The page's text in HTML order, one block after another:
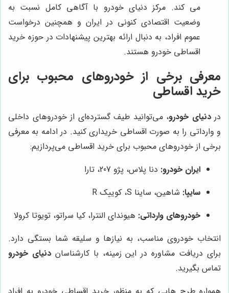
می کند. مرکز دنیای خودرو با آگاهی کامل نسبت به
وضعیت اقتصادی کنونی در ایران و همچنین درخواست
عموم افراد، به دنبال ارائه بهترین پیشنهادات در حوزه خرید
اقساطی خودرو هستند.
معرفی برخی از خودروهای محبوب برای
خرید اقساطی
دردنیای خودرو، می‌توانید طیف گسترده‌ای از خودروهای داخلی
و وارداتی را به صورت اقساطی خریداری کنید. در ادامه به معرفی
برخی از خودروهای محبوب برای خرید اقساطی می‌پردازیم:
ایران خودرو: دنا پلاس، پژو 207، تارا
سایپا: شاهین، ساینا S، کوییک R
خودروهای وارداتی: هیوندای النترا، کیا سراتو، تویوتا کرولا
انتخاب خودروی مناسب، به نیازها و سلیقه شما بستگی دارد.
برای دریافت مشاوره در این زمینه، با کارشناساندنیای خودرو
تماس بگیرید.